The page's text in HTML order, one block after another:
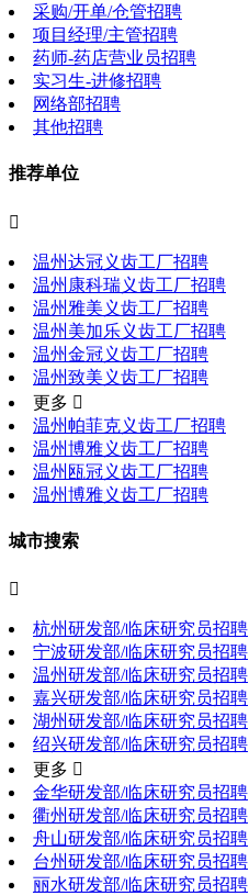
采购/开单/仓管招聘
项目经理/主管招聘
药师-药店营业员招聘
实习生-进修招聘
网络部招聘
其他招聘
推荐单位

温州达冠义齿工厂招聘
温州康科瑞义齿工厂招聘
温州雅美义齿工厂招聘
温州美加乐义齿工厂招聘
温州金冠义齿工厂招聘
温州致美义齿工厂招聘
更多 
温州帕菲克义齿工厂招聘
温州博雅义齿工厂招聘
温州瓯冠义齿工厂招聘
温州博雅义齿工厂招聘
城市搜索

杭州研发部/临床研究员招聘
宁波研发部/临床研究员招聘
温州研发部/临床研究员招聘
嘉兴研发部/临床研究员招聘
湖州研发部/临床研究员招聘
绍兴研发部/临床研究员招聘
更多 
金华研发部/临床研究员招聘
衢州研发部/临床研究员招聘
舟山研发部/临床研究员招聘
台州研发部/临床研究员招聘
丽水研发部/临床研究员招聘